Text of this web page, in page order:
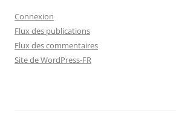
Connexion
Flux des publications
Flux des commentaires
Site de WordPress-FR